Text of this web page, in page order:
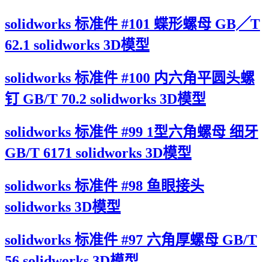
solidworks 标准件 #101 蝶形螺母 GB╱T
62.1 solidworks 3D模型
solidworks 标准件 #100 内六角平圆头螺
钉 GB/T 70.2 solidworks 3D模型
solidworks 标准件 #99 1型六角螺母 细牙
GB/T 6171 solidworks 3D模型
solidworks 标准件 #98 鱼眼接头
solidworks 3D模型
solidworks 标准件 #97 六角厚螺母 GB/T